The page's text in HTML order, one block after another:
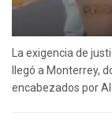
La exigencia de
llegó a Monterrey,
encabezados por